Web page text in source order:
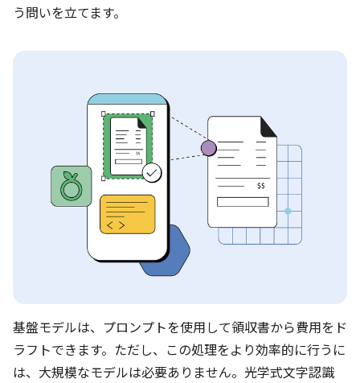
う問いを立てます。
基盤モデルは、プロンプトを使用して領収書から費用をド
ラフトできます。 ただし、この処理をより効率的に行うに
は、大規模なモデルは必要ありません。光学式文字認識